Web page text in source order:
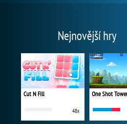
Nejnovější hry
Cut N Fill
48x